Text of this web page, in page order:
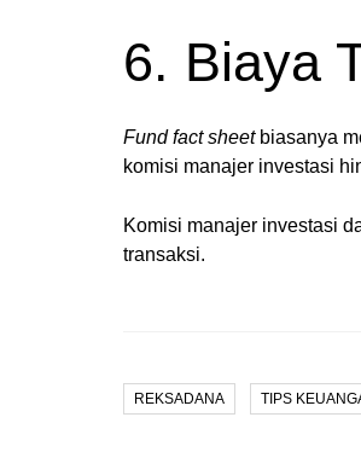
6. Biaya
Fund fact sheetbiasanya
komisi manajer investasi
Komisi manajer investasi
transaksi.
REKSADANA TIPS